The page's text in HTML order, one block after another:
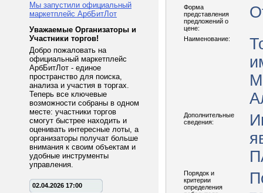
Мы запустили официальный
маркетплейс АрбБитЛот
Уважаемые Организаторы и
Участники торгов!
Добро пожаловать на
официальный маркетплейс
АрбБитЛот - единое
пространство для поиска,
анализа и участия в торгах.
Теперь все ключевые
возможности собраны в одном
месте: участники торгов
смогут быстрее находить и
оценивать интересные лоты, а
организаторы получат больше
внимания к своим объектам и
удобные инструменты
управления.
02.04.2026 17:00
Форма
представления
предложений о
цене:
Наименование:
Дополнительные
сведения:
Порядок и
критерии
определения